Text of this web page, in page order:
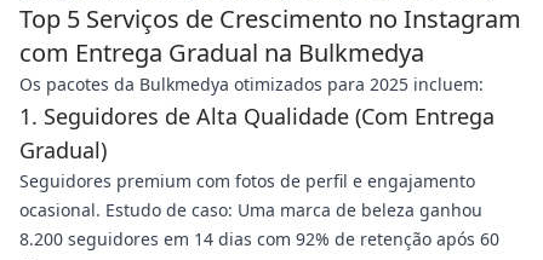
Top 5 Serviços de Crescimento no Instagram
com Entrega Gradual na Bulkmedya
Os pacotes da Bulkmedya otimizados para 2025 incluem:
1. Seguidores de Alta Qualidade (Com Entrega
Gradual)
Seguidores premium com fotos de perfil e engajamento
ocasional. Estudo de caso: Uma marca de beleza ganhou
8.200 seguidores em 14 dias com 92% de retenção após 60